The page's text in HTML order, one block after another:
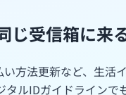
じ受信箱に来
方法更新など、生活
ルIDガイドラインで